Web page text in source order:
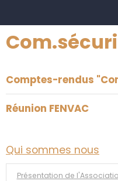
Comptes-rendus
Réunion FENVAC
Qui sommes nous
Présentation de